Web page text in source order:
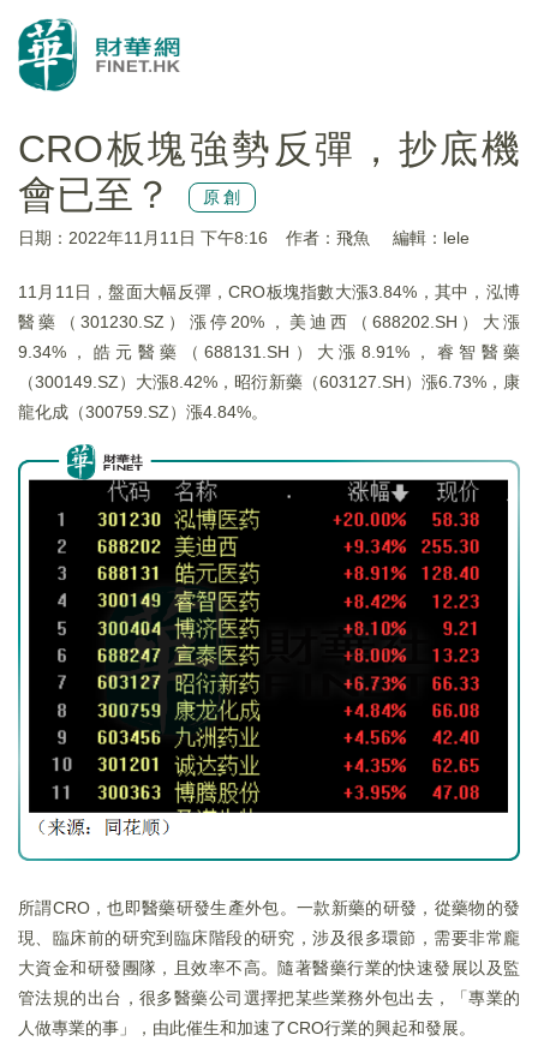
CRO板塊強勢反彈，抄底機
會已至？
原創
日期：2022年11月11日 下午8:16 作者：飛魚 編輯：lele
11月11日，盤面大幅反彈，CRO板塊指數大漲3.84%，其中，泓博
醫藥（301230.SZ）漲停20%，美迪西（688202.SH）大漲
9.34%，皓元醫藥（688131.SH）大漲8.91%，睿智醫藥
（300149.SZ）大漲8.42%，昭衍新藥（603127.SH）漲6.73%，康
龍化成（300759.SZ）漲4.84%。
所謂CRO，也即醫藥研發生產外包。一款新藥的研發，從藥物的發
現、臨床前的研究到臨床階段的研究，涉及很多環節，需要非常龐
大資金和研發團隊，且效率不高。隨著醫藥行業的快速發展以及監
管法規的出台，很多醫藥公司選擇把某些業務外包出去，「專業的
人做專業的事」，由此催生和加速了CRO行業的興起和發展。